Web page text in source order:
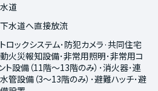
道
水道へ直接放流
ロックシステム･防犯カメラ·共同住宅
火災報知設備･非常用照明･非常用コ
ト設備（11階～13階のみ）･消火器･連
管設備（3～13階のみ）･避難ハッチ･避